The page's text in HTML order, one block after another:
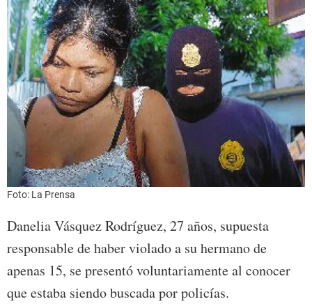
Foto: La Prensa
Danelia Vásquez Rodríguez, 27 años, supuesta
responsable de haber violado a su hermano de
apenas 15, se presentó voluntariamente al conocer
que estaba siendo buscada por policías.